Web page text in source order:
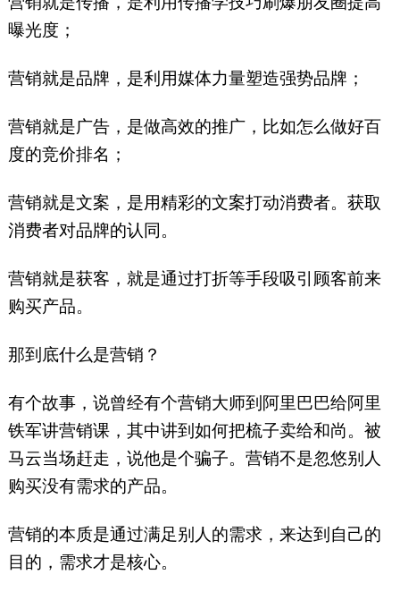
曝光度；
营销就是品牌，是利用媒体力量塑造强势品牌；
营销就是广告，是做高效的推广，比如怎么做好百
度的竞价排名；
营销就是文案，是用精彩的文案打动消费者。获取
消费者对品牌的认同。
营销就是获客，就是通过打折等手段吸引顾客前来
购买产品。
那到底什么是营销？
有个故事，说曾经有个营销大师到阿里巴巴给阿里
铁军讲营销课，其中讲到如何把梳子卖给和尚。被
马云当场赶走，说他是个骗子。营销不是忽悠别人
购买没有需求的产品。
营销的本质是通过满足别人的需求，来达到自己的
目的，需求才是核心。